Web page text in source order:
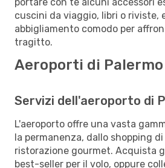
cuscini da viaggio, libri o riviste,
abbigliamento comodo per
tragitto.
Aeroporti di
Servizi dell'aeroporto di
L'aeroporto offre una vasta
la permanenza, dallo shopping di
ristorazione gourmet. Acquista
best-seller per il volo, oppure